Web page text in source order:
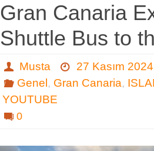
Gran Canaria
Shuttle Bus to
Musta
27 Kasım 2024
Genel , Gran Canaria,
YOUTUBE
0